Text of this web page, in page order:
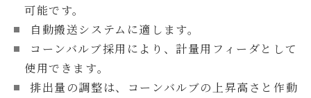
可能です。
自動搬送システムに適します。
コーンバルブ採用により、計量用フィーダとして
使用できます。
排出量の調整は、コーンバルブの上昇高さと作動